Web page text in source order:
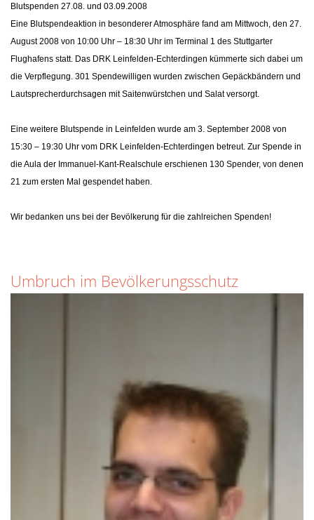
Blutspenden 27.08. und 03.09.2008
Eine Blutspendeaktion in besonderer Atmosphäre fand am Mittwoch, den 27.
August 2008 von 10:00 Uhr – 18:30 Uhr im Terminal 1 des Stuttgarter
Flughafens statt. Das DRK Leinfelden-Echterdingen kümmerte sich dabei um
die Verpflegung. 301 Spendewilligen wurden zwischen Gepäckbändern und
Lautsprecherdurchsagen mit Saitenwürstchen und Salat versorgt.
Eine weitere Blutspende in Leinfelden wurde am 3. September 2008 von
15:30 – 19:30 Uhr vom DRK Leinfelden-Echterdingen betreut. Zur Spende in
die Aula der Immanuel-Kant-Realschule erschienen 130 Spender, von denen
21 zum ersten Mal gespendet haben.
Wir bedanken uns bei der Bevölkerung für die zahlreichen Spenden!
Umbruch im Bevölkerungsschutz